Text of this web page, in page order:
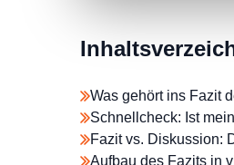
Was gehört ins Fazit
Schnellcheck: Ist
Fazit vs. Diskussion:
Aufbau des Fazits in